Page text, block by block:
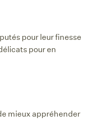
pour leur finesse
pour en
mieux appréhender